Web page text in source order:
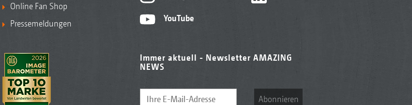
Online Fan Shop
Pressemeldungen
YouTube
Immer aktuell - Newsletter AMAZING
NEWS
Abonnieren